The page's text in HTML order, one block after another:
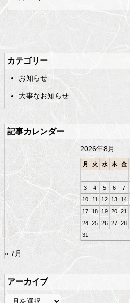
ン
ツ
の
先
る
ジ
戻
る
カテゴリー
お知らせ
大事なお知らせ
記事カレンダー
2026年8月
月 火 水 木 金
3
4 5 6 7
10
11 12 13 14
17
18 19 20 21
24 25 26 27 28
31
« 7月
アーカイブ
ア